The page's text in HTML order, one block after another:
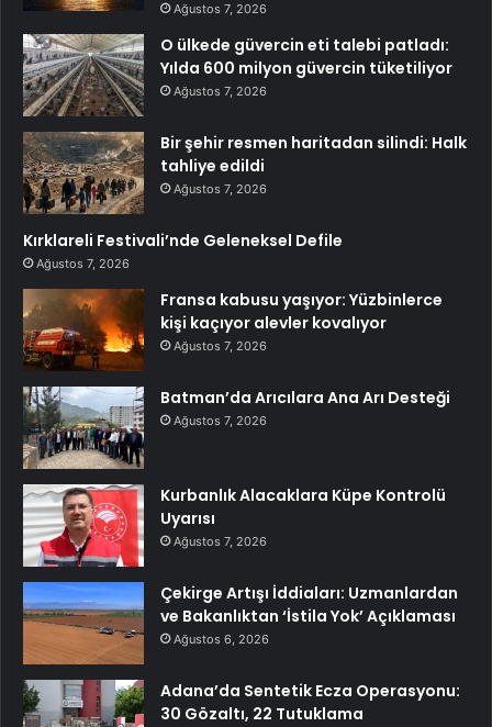
Ağustos 7, 2026
O ülkede güvercin eti talebi patladı:
Yılda 600 milyon güvercin tüketiliyor
Ağustos 7, 2026
Bir şehir resmen haritadan silindi: Halk
tahliye edildi
Ağustos 7, 2026
Kırklareli Festivali’nde Geleneksel Defile
Ağustos 7, 2026
Fransa kabusu yaşıyor: Yüzbinlerce
kişi kaçıyor alevler kovalıyor
Ağustos 7, 2026
Batman’da Arıcılara Ana Arı Desteği
Ağustos 7, 2026
Kurbanlık Alacaklara Küpe Kontrolü
Uyarısı
Ağustos 7, 2026
Çekirge Artışı İddiaları: Uzmanlardan
ve Bakanlıktan ‘İstila Yok’ Açıklaması
Ağustos 6, 2026
Adana’da Sentetik Ecza Operasyonu:
30 Gözaltı, 22 Tutuklama